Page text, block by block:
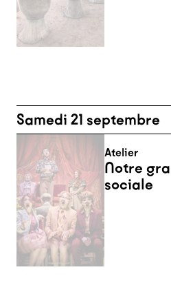
Samedi 21 septembre
Atelier
Notre
sociale